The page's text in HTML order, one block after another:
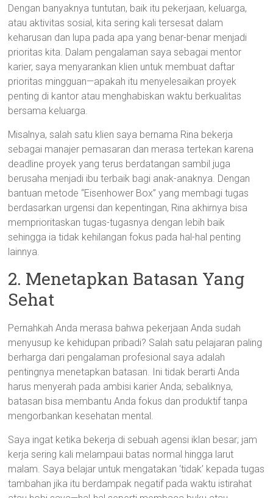
Dengan banyaknya tuntutan, baik itu pekerjaan, keluarga,
atau aktivitas sosial, kita sering kali tersesat dalam
keharusan dan lupa pada apa yang benar-benar menjadi
prioritas kita. Dalam pengalaman saya sebagai mentor
karier, saya menyarankan klien untuk membuat daftar
prioritas mingguan—apakah itu menyelesaikan proyek
penting di kantor atau menghabiskan waktu berkualitas
bersama keluarga.
Misalnya, salah satu klien saya bernama Rina bekerja
sebagai manajer pemasaran dan merasa tertekan karena
deadline proyek yang terus berdatangan sambil juga
berusaha menjadi ibu terbaik bagi anak-anaknya. Dengan
bantuan metode “Eisenhower Box” yang membagi tugas
berdasarkan urgensi dan kepentingan, Rina akhirnya bisa
memprioritaskan tugas-tugasnya dengan lebih baik
sehingga ia tidak kehilangan fokus pada hal-hal penting
lainnya.
2. Menetapkan Batasan Yang
Sehat
Pernahkah Anda merasa bahwa pekerjaan Anda sudah
menyusup ke kehidupan pribadi? Salah satu pelajaran paling
berharga dari pengalaman profesional saya adalah
pentingnya menetapkan batasan. Ini tidak berarti Anda
harus menyerah pada ambisi karier Anda; sebaliknya,
batasan bisa membantu Anda fokus dan produktif tanpa
mengorbankan kesehatan mental.
Saya ingat ketika bekerja di sebuah agensi iklan besar; jam
kerja sering kali melampaui batas normal hingga larut
malam. Saya belajar untuk mengatakan ‘tidak’ kepada tugas
tambahan jika itu berdampak negatif pada waktu istirahat